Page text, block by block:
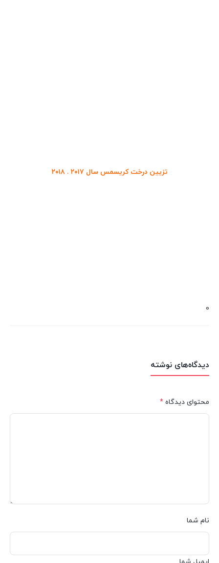
تزیین درخت کریسمس سال ۲۰۱۷ . ۲۰۱۸
0
دیدگاه‌های نوشته
محتوای دیدگاه *
نام شما